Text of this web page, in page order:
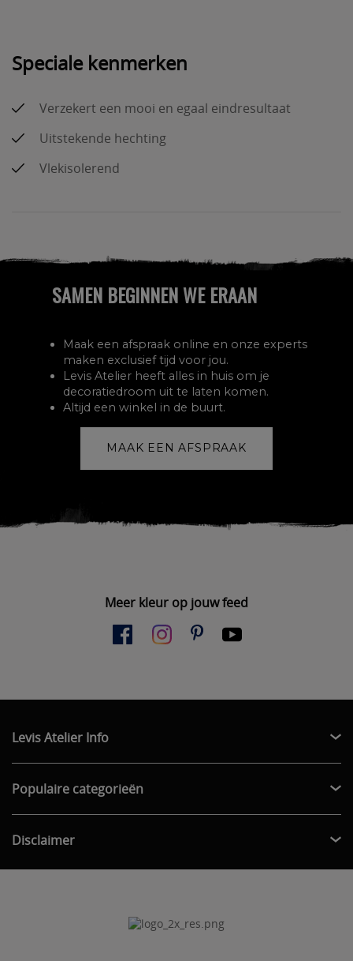
Speciale kenmerken
Verzekert een mooi en egaal eindresultaat
Uitstekende hechting
Vlekisolerend
SAMEN BEGINNEN WE ERAAN
Maak een afspraak online en onze experts
maken exclusief tijd voor jou.
Levis Atelier heeft alles in huis om je
decoratiedroom uit te laten komen.
Altijd een winkel in de buurt.
MAAK EEN AFSPRAAK
Meer kleur op jouw feed
Levis Atelier Info
Populaire categorieën
Disclaimer